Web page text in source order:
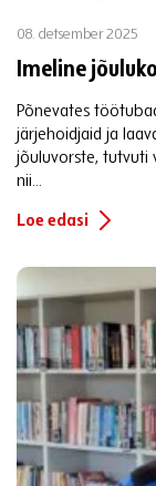
08. detsember 2025
Imeline
Põnevates
järjehoidjaid ja
jõuluvorste, tutvuti
nii...
Loe edasi